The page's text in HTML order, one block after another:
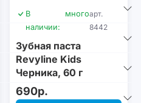
В
наличии:
многоарт.
8442
Зубная паста
Revyline Kids
Черника, 60 г
690р.